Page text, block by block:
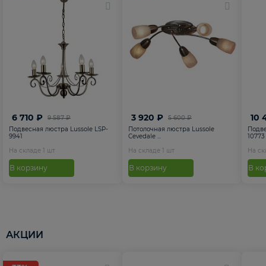
9 587 ₽
6 710 ₽
Подвесная люстра Lussole LSP-
9941
На складе 1 шт
В корзину
5 600 ₽
3 920 ₽
Потолочная люстра Lussole
Cevedale ...
На складе 1 шт
В корзину
10
10773
На
В
АКЦИИ